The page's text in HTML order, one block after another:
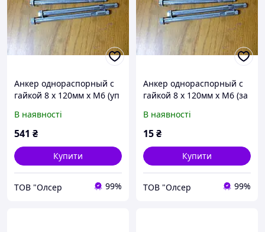
Анкер однораспорный с
гайкой 8 х 120мм x М6 (уп
В наявності
541 ₴
Купити
ТОВ "Олсер 99%
Анкер однораспорный с
гайкой 8 х 120мм x М6 (за
В наявності
15₴
Купити
ТОВ "Олсер 99%